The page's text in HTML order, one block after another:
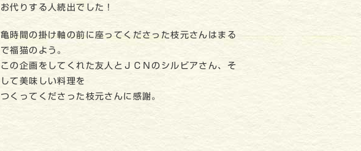
お代りする人続出でした！
亀時間の掛け軸の前に座ってくださった枝元さんはまる
で福猫のよう。
この企画をしてくれた友人とＪＣＮのシルビアさん、そ
して美味しい料理を
つくってくださった枝元さんに感謝。